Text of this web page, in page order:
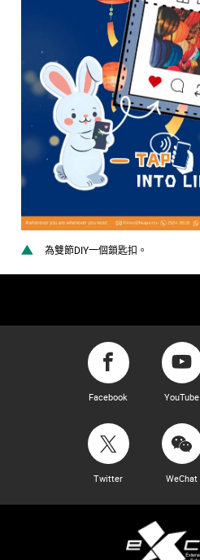
為雙節DIY一個鎖匙扣。
Facebook YouTube
Twitter WeChat